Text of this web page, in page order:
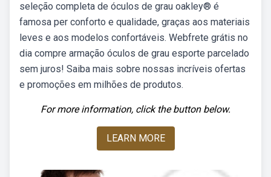
seleção completa de óculos de grau oakley® é
famosa per conforto e qualidade, graças aos materiais
leves e aos modelos confortáveis. Webfrete grátis no
dia compre armação óculos de grau esporte parcelado
sem juros! Saiba mais sobre nossas incríveis ofertas
e promoções em milhões de produtos.
For more information, click the button below.
LEARN MORE